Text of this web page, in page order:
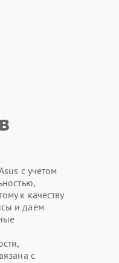
с учетом
к качеству
и даем
с